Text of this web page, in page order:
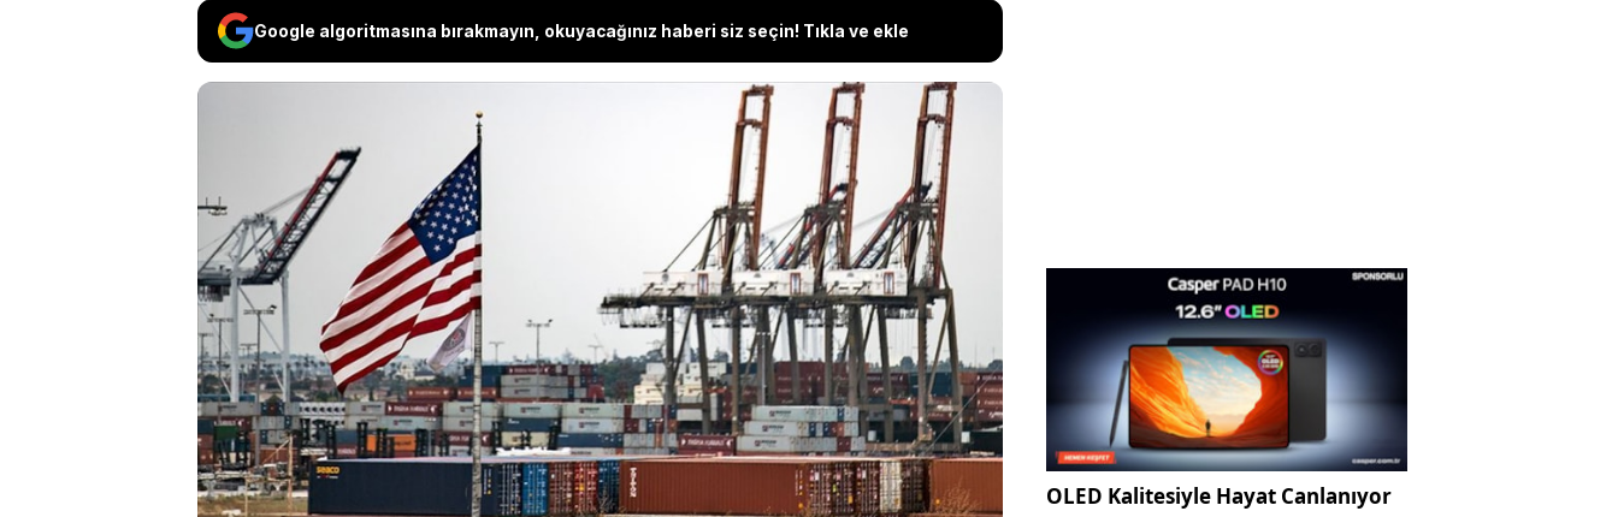
Google algoritmasına bırakmayın, okuyacağınız haberi siz seçin! Tıkla ve ekle
ABD'nin dış ticaret açığı nisanda yüzde 8,7 artarak 74,6
milyar dolara yükseldi. Böylece ülkenin dış ticaret açığı
Ekim 2022'den bu yana en yüksek seviyeye ulaştı.
OLED Kalitesiyle Hayat Canlanıyor